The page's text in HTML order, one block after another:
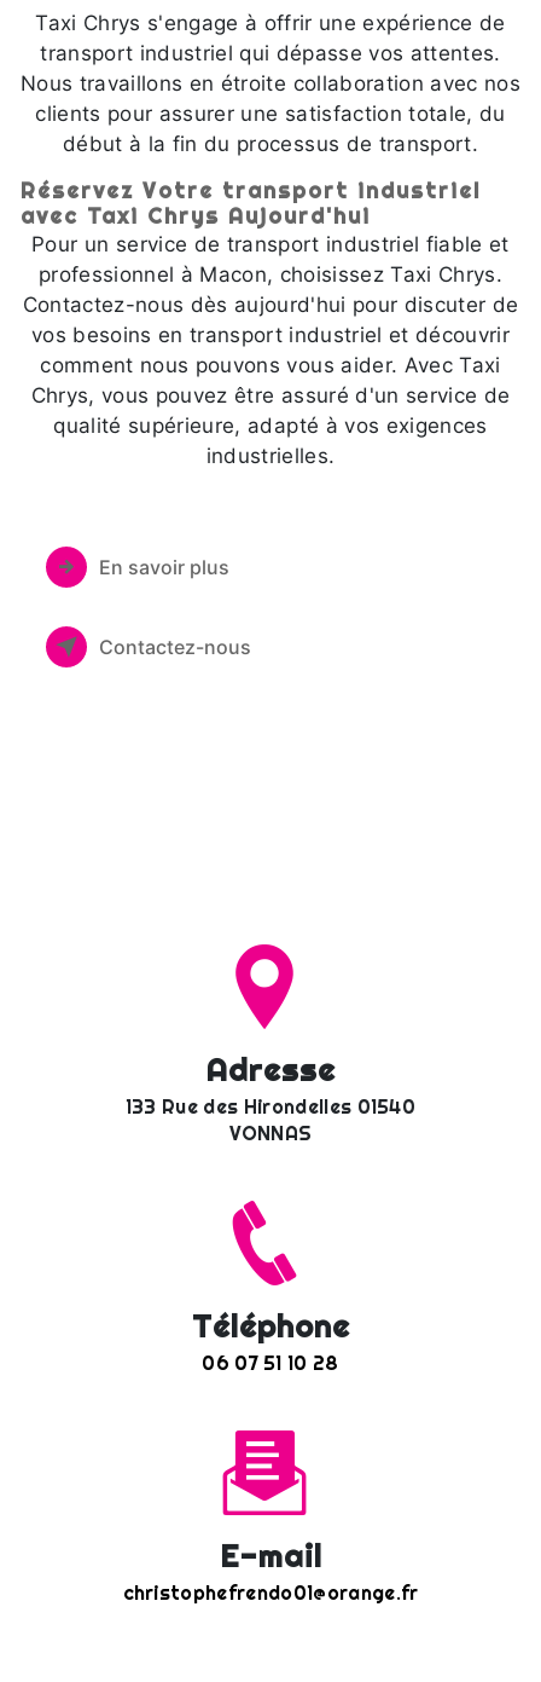
Taxi Chrys s'engage à offrir une expérience de
transport industriel qui dépasse vos attentes.
Nous travaillons en étroite collaboration avec nos
clients pour assurer une satisfaction totale, du
début à la fin du processus de transport.
Réservez Votre transport industriel
avec Taxi Chrys Aujourd'hui
Pour un service de transport industriel fiable et
professionnel à Macon, choisissez Taxi Chrys.
Contactez-nous dès aujourd'hui pour discuter de
vos besoins en transport industriel et découvrir
comment nous pouvons vous aider. Avec Taxi
Chrys, vous pouvez être assuré d'un service de
qualité supérieure, adapté à vos exigences
industrielles.
En savoir plus
Contactez-nous
Adresse
133 Rue des Hirondelles 01540
VONNAS
Téléphone
06 07 51 10 28
E-mail
christophefrendo01@orange.fr